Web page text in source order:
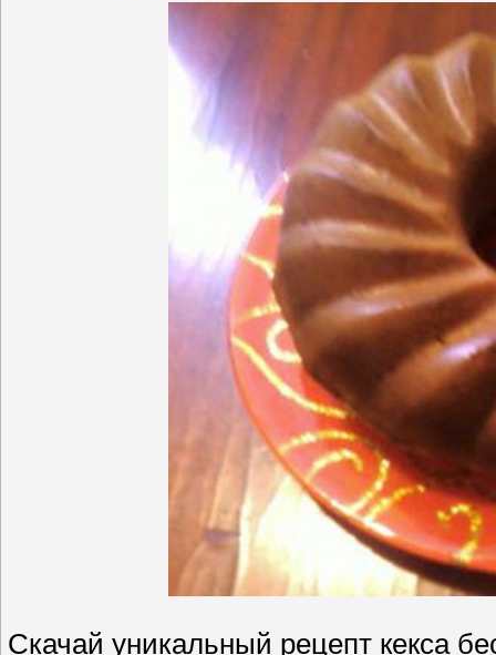
Скачай уникальный рецепт кекса